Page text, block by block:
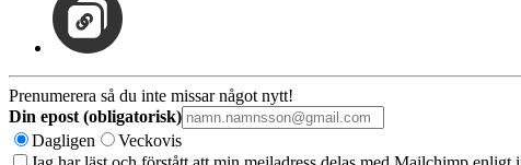
Prenumerera så du inte missar något nytt!
Din epost (obligatorisk)
Dagligen
Veckovis